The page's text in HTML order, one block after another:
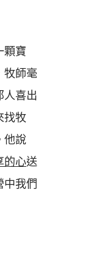
顆寶
牧師毫
人喜出
找牧
他說
的心送
中我們